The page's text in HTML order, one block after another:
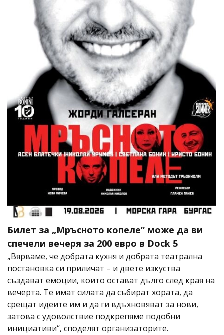
Билет за „Мръсното копеле“ може да ви
спечели вечеря за 200 евро в Dock 5
„Вярваме, че добрата кухня и добрата театрална
постановка си приличат – и двете изкуства
създават емоции, които остават дълго след края на
вечерта. Те имат силата да събират хората, да
срещат идеите им и да ги вдъхновяват за нови,
затова с удоволствие подкрепяме подобни
инициативи“, споделят организаторите.